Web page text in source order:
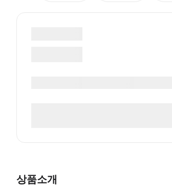
상품소개